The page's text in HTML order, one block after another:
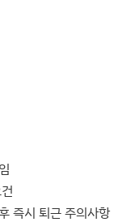
즉시 퇴근 주의사항